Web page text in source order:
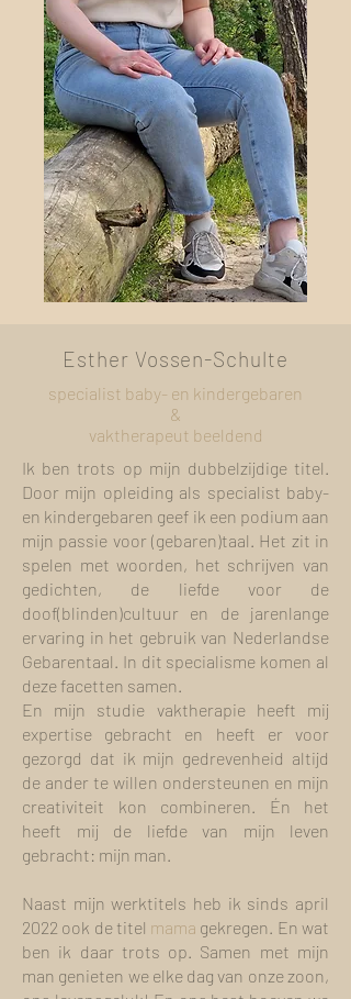
Esther Vossen-Schulte
specialist baby- en kindergebaren
&
vaktherapeut beeldend
Ik ben trots op mijn dubbelzijdige titel.
Door mijn opleiding als specialist baby-
en kindergebaren geef ik een podium aan
mijn passie voor (gebaren)taal. Het zit in
spelen met woorden, het schrijven van
gedichten, de liefde voor de
doof(blinden)cultuur en de jarenlange
ervaring in het gebruik van Nederlandse
Gebarentaal. In dit specialisme komen al
deze facetten samen.
En mijn studie vaktherapie heeft mij
expertise gebracht en heeft er voor
gezorgd dat ik mijn gedrevenheid altijd
de ander te willen ondersteunen en mijn
creativiteit kon combineren. Én het
heeft mij de liefde van mijn leven
gebracht: mijn man.
Naast mijn werktitels heb ik sinds april
2022 ook de titel mama gekregen. En wat
ben ik daar trots op. Samen met mijn
man genieten we elke dag van onze zoon,